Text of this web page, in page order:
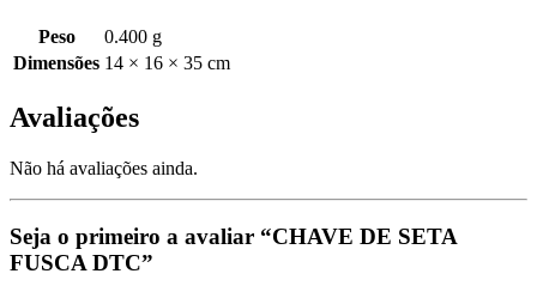
Peso
0.400 g
Dimensões 14 × 16 × 35 cm
Avaliações
Não há avaliações ainda.
Seja o primeiro a avaliar “CHAVE DE SETA
FUSCA DTC”